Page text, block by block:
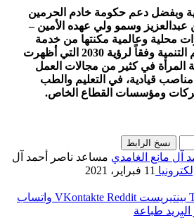
وبفضل دعم حكومة خادم الحرمين
عبدالعزيز وسمو ولي عهده الأمين –
محلية وعالمية مكنتها من خدمة
وطنها، بما يسعهم في دعم التنمية وفقاً لرؤية 2030 التي أظهرت
المرأة في كثير من مجالات العمل
قيادية، في التعليم والطب
ومؤسسات القطاع الخاص.
نسخ الرابط
مساعد ناصر أحمد آل
11 فبراير، 2021
بينتيريست
واتساب
طباعة